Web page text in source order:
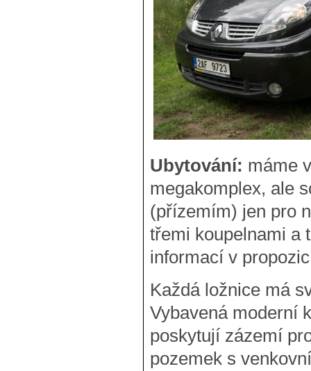
Ubytování: máme
megakomplex, ale
(přízemím) jen pro
třemi koupelnami a
informací v
Každá ložnice má
Vybavená moderní
poskytují zázemí
pozemek s